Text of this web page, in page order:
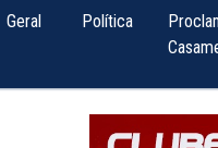
Geral Política